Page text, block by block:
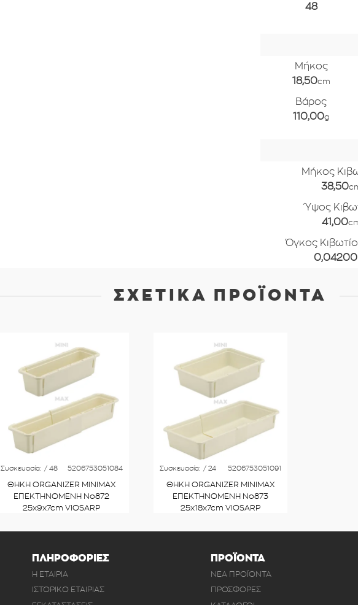
48
Μήκος
18,50cm
Βάρος
110,00g
Μήκος
38,50
Ύψος
41,00
Όγκος
0,04200
ΣΧΕΤΙΚΆ ΠΡΟΪΌΝΤΑ
Συσκευασία: / 48 5206753051084
ΘΗΚΗ ORGANIZER MINIMAX
ΕΠΕΚΤΗΝΟΜΕΝΗ Νο872
25x9x7cm VIOSARP
Συσκευασία: / 24 5206753051091
ΘΗΚΗ ORGANIZER MINIMAX
ΕΠΕΚΤΗΝΟΜΕΝΗ Νο873
25x18x7cm VIOSARP
ΠΛΗΡΟΦΟΡΙΕΣ
Η ΕΤΑΙΡΙΑ
ΙΣΤΟΡΙΚΟ ΕΤΑΙΡΙΑΣ
ΠΡΟΪΟΝΤΑ
ΝΕΑ ΠΡΟΪΟΝΤΑ
ΠΡΟΣΦΟΡΕΣ